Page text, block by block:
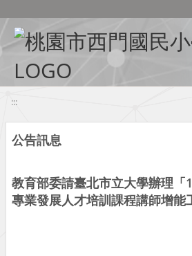
:::
公告訊息
教育部委請臺北市立大學辦理「
專業發展人才培訓課程講師增能